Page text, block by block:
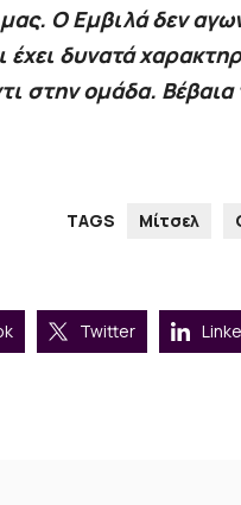
Ο Εμβιλά δεν
έχει δυνατά
στην ομάδα.
TAGS Μίτσελ
Twitter